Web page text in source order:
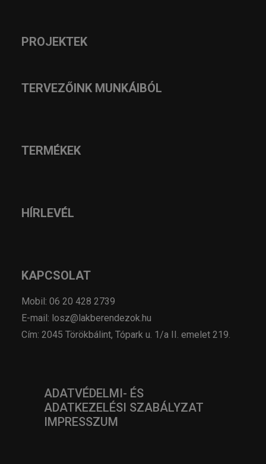
PROJEKTEK
TERVEZŐINK MUNKÁIBÓL
TERMÉKEK
HÍRLEVÉL
KAPCSOLAT
Mobil: 06 20 428 2739
E-mail: losz@lakberendezok.hu
Cím: 2045 Törökbálint, Tópark u. 1/a II. emelet 219.
ADATVÉDELMI- ÉS
ADATKEZELÉSI SZABÁLYZAT
IMPRESSZUM